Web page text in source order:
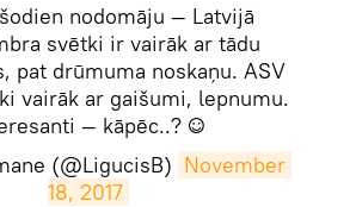
nodomāju — Latvijā
svētki ir vairāk ar tādu
pat drūmuma noskaņu. ASV
vairāk ar gaišumi, lepnumu.
— kāpēc..? ☺
(@LigucisB) November
18, 2017